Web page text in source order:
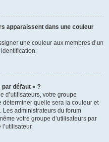
apparaissent dans une couleur
une couleur aux membres d’un
par défaut » ?
d’utilisateurs, votre groupe
déterminer quelle sera la couleur et
Les administrateurs du forum
votre groupe d’utilisateurs par